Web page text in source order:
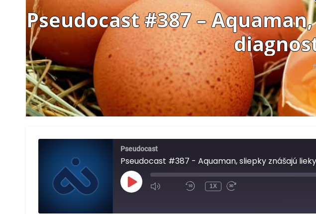
Pseudocast #387 –
Pseudocast
PLAY
EPISODE
1X